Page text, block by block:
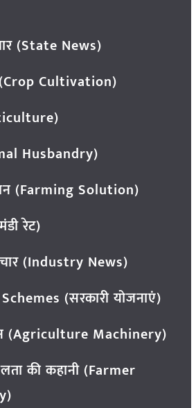
(State News)
Cultivation)
Husbandry)
(Farming Solution)
रेट)
(Industry News)
(सरकारी योजनाएं)
(Agriculture Machinery)
की कहानी (Farmer